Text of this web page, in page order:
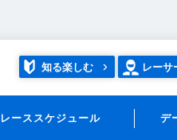
知る楽しむ レーサ
レーススケジュール デ